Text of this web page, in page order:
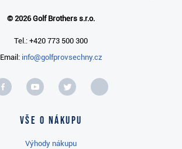
© 2026 Golf Brothers s.r.o.
Tel.: +420 773 500 300
Email: info@golfprovsechny.cz
Vše o nákupu
Výhody nákupu